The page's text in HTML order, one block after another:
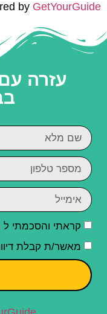
by GetYourGuide
עזרה
קראתי והסכמתי ל
מאשר/ת קבלת